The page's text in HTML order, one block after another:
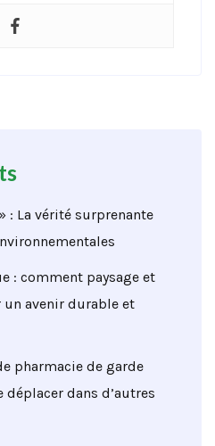
: La vérité surprenante
: comment paysage et
avenir durable et
pharmacie de garde
dans d’autres